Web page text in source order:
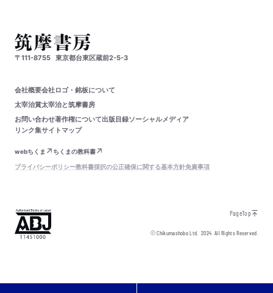
〒111-8755 東京都台東区蔵前2-5-3
会社概要会社ロゴ・銘板について
太宰治賞太宰治と筑摩書房
お問い合わせ著作権について出版目録ソーシャルメディア
リンク集サイトマップ
webちくま
ちくまの教科書
プライバシーポリシー教科書採択の公正確保に関する基本方針免責事項
PageTop
© Chikumashobo Ltd.2024 All Rights Reserved.